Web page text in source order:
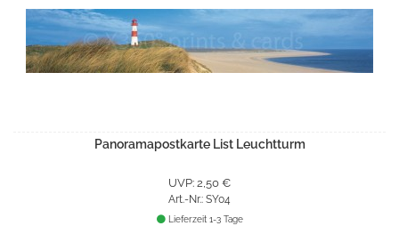
Panoramapostkarte List Leuchtturm
UVP: 2,50 €
Art.-Nr.: SY04
Lieferzeit 1-3 Tage